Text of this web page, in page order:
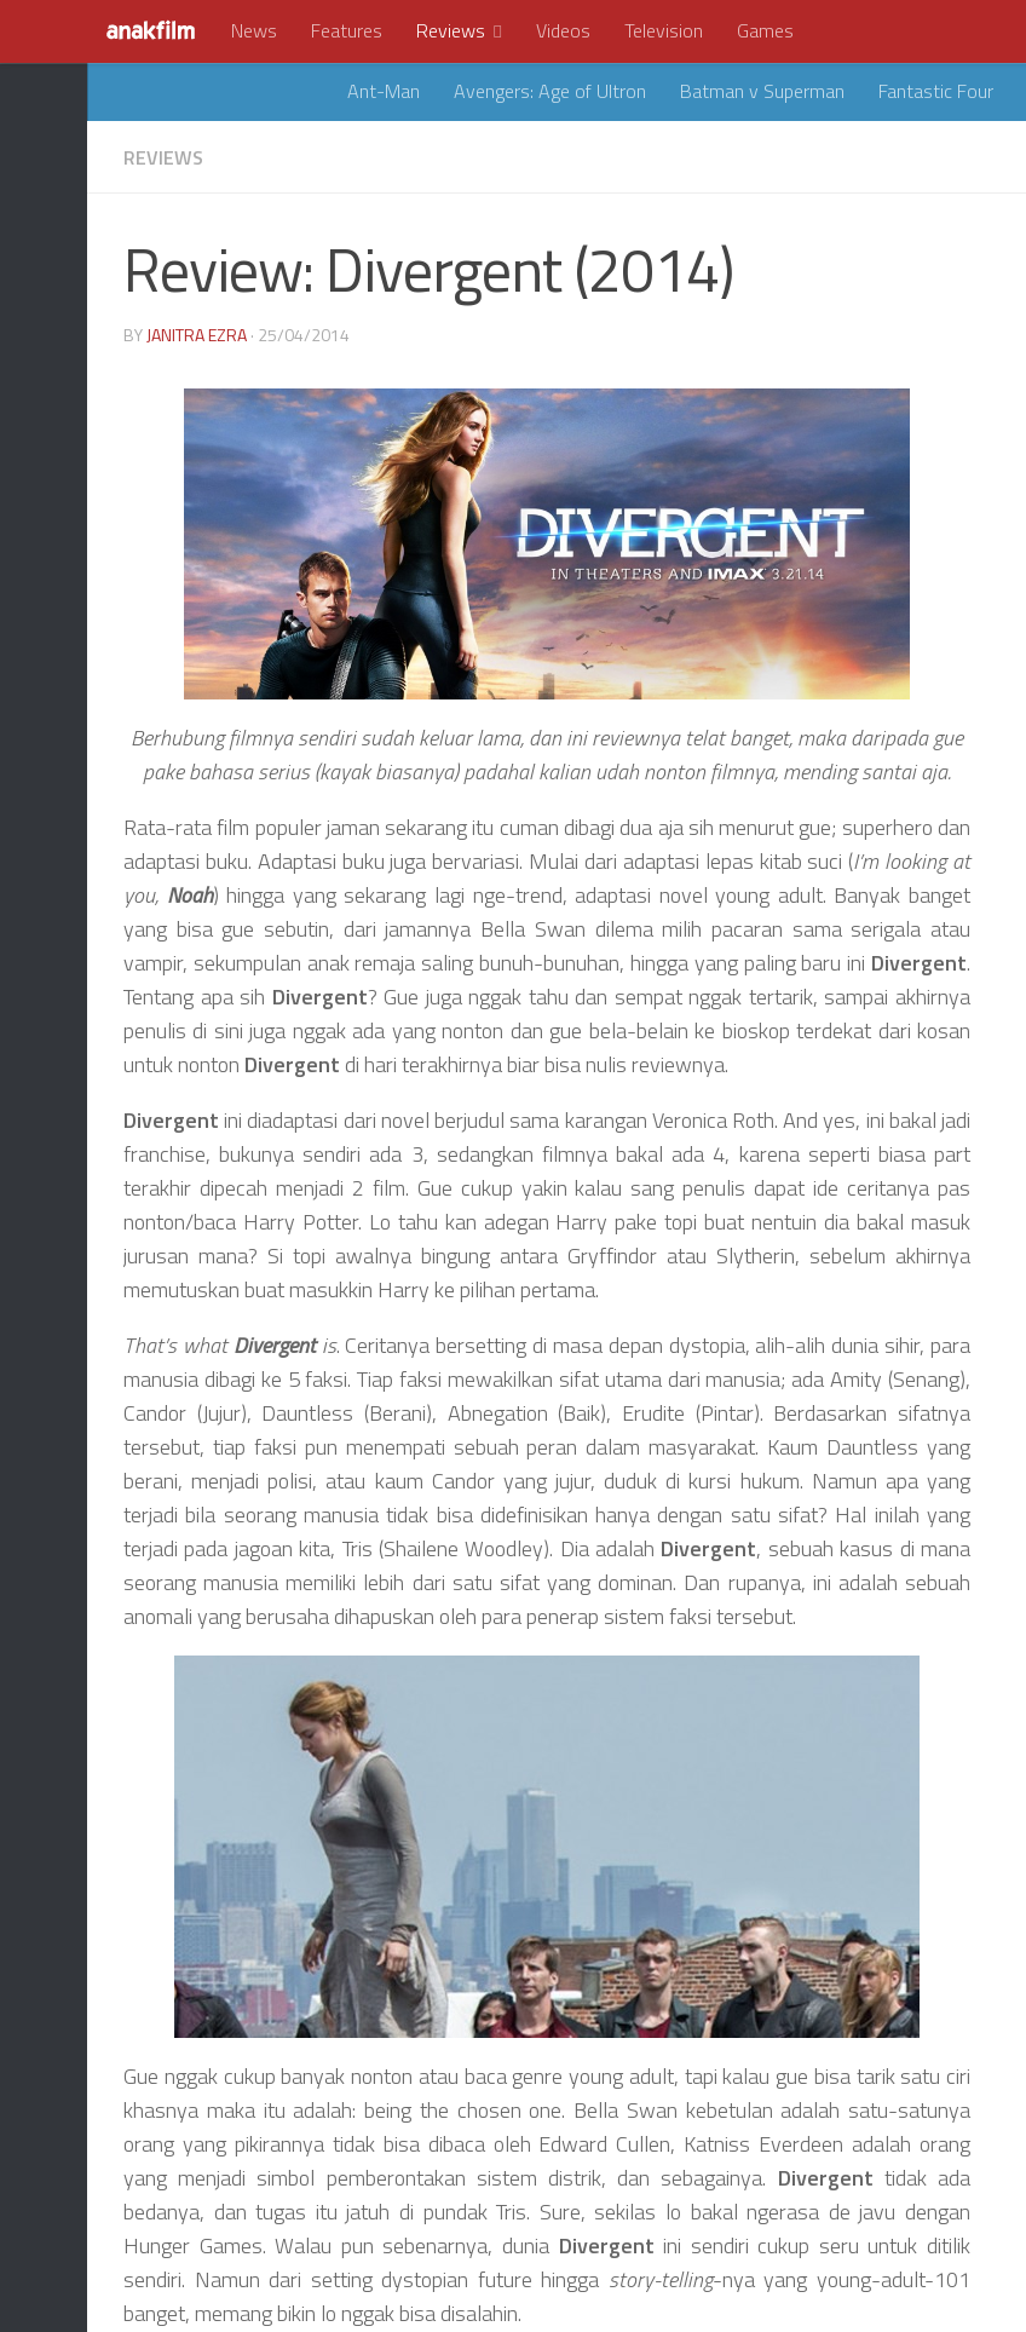
News Features Reviews Videos Television Games
Ant-Man Avengers: Age of Ultron Batman v Superman Fantastic Four
REVIEWS
Review: Divergent (2014)
BYJANITRA EZRA· 25/04/2014
Berhubung filmnya sendiri sudah keluar lama, dan ini reviewnya telat banget, maka daripada gue
pake bahasa serius (kayak biasanya) padahal kalian udah nonton filmnya, mending santai aja.
Rata-rata film populer jaman sekarang itu cuman dibagi dua aja sih menurut gue; superhero dan
adaptasi buku. Adaptasi buku juga bervariasi. Mulai dari adaptasi lepas kitab suci (I’m looking at
you, Noah) hingga yang sekarang lagi nge-trend, adaptasi novel young adult. Banyak banget
yang bisa gue sebutin, dari jamannya Bella Swan dilema milih pacaran sama serigala atau
vampir, sekumpulan anak remaja saling bunuh-bunuhan, hingga yang paling baru ini Divergent.
Tentang apa sih Divergent? Gue juga nggak tahu dan sempat nggak tertarik, sampai akhirnya
penulis di sini juga nggak ada yang nonton dan gue bela-belain ke bioskop terdekat dari kosan
untuk nonton Divergent di hari terakhirnya biar bisa nulis reviewnya.
Divergent ini diadaptasi dari novel berjudul sama karangan Veronica Roth. And yes, ini bakal jadi
franchise, bukunya sendiri ada 3, sedangkan filmnya bakal ada 4, karena seperti biasa part
terakhir dipecah menjadi 2 film. Gue cukup yakin kalau sang penulis dapat ide ceritanya pas
nonton/baca Harry Potter. Lo tahu kan adegan Harry pake topi buat nentuin dia bakal masuk
jurusan mana? Si topi awalnya bingung antara Gryffindor atau Slytherin, sebelum akhirnya
memutuskan buat masukkin Harry ke pilihan pertama.
That’s whatDivergentis. Ceritanya bersetting di masa depan dystopia, alih-alih dunia sihir, para
manusia dibagi ke 5 faksi. Tiap faksi mewakilkan sifat utama dari manusia; ada Amity (Senang),
Candor (Jujur), Dauntless (Berani), Abnegation (Baik), Erudite (Pintar). Berdasarkan sifatnya
tersebut, tiap faksi pun menempati sebuah peran dalam masyarakat. Kaum Dauntless yang
berani, menjadi polisi, atau kaum Candor yang jujur, duduk di kursi hukum. Namun apa yang
terjadi bila seorang manusia tidak bisa didefinisikan hanya dengan satu sifat? Hal inilah yang
terjadi pada jagoan kita, Tris (Shailene Woodley). Dia adalah Divergent, sebuah kasus di mana
seorang manusia memiliki lebih dari satu sifat yang dominan. Dan rupanya, ini adalah sebuah
anomali yang berusaha dihapuskan oleh para penerap sistem faksi tersebut.
Gue nggak cukup banyak nonton atau baca genre young adult, tapi kalau gue bisa tarik satu ciri
khasnya maka itu adalah: being the chosen one. Bella Swan kebetulan adalah satu-satunya
orang yang pikirannya tidak bisa dibaca oleh Edward Cullen, Katniss Everdeen adalah orang
yang menjadi simbol pemberontakan sistem distrik, dan sebagainya. Divergent tidak ada
bedanya, dan tugas itu jatuh di pundak Tris. Sure, sekilas lo bakal ngerasa de javu dengan
Hunger Games. Walau pun sebenarnya, dunia Divergent ini sendiri cukup seru untuk ditilik
sendiri. Namun dari setting dystopian future hingga story-telling-nya yang young-adult-101
banget, memang bikin lo nggak bisa disalahin.